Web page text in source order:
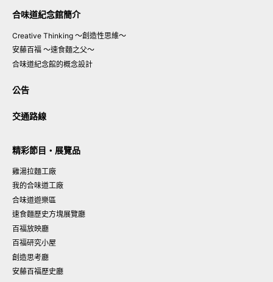
合味道紀念館簡介
Creative Thinking 〜創造性思維〜
安藤百福 〜速食麵之父〜
合味道紀念館的概念設計
公告
交通路線
精彩節目・展覽品
雞湯拉麵工廠
我的合味道工廠
合味道遊樂區
速食麵歷史方塊展覽廳
百福放映廳
百福研究小屋
創造思考廳
安藤百福歷史廳